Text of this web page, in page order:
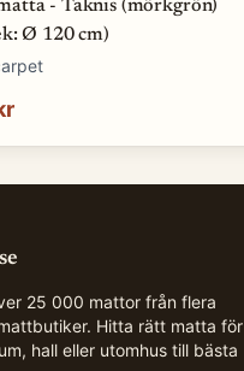
- Taknis (mörkgrön)
Ø 120 cm)
25 000 mattor från flera
Hitta rätt matta för
hall eller utomhus till bästa